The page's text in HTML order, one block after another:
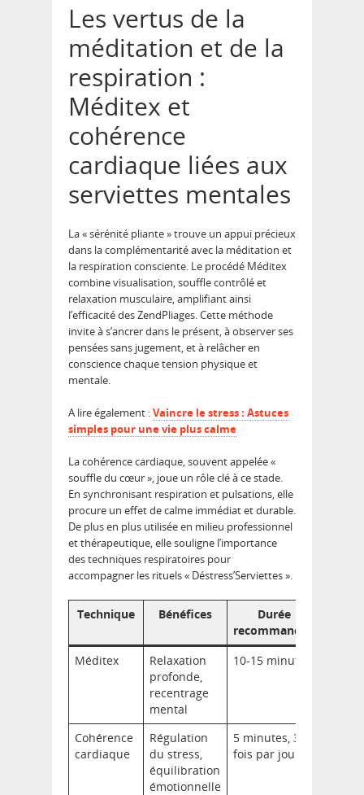
Les vertus de la
méditation et de la
respiration :
Méditex et
cohérence
cardiaque liées aux
serviettes mentales
La « sérénité pliante » trouve un appui précieux
dans la complémentarité avec la méditation et
la respiration consciente. Le procédé Méditex
combine visualisation, souffle contrôlé et
relaxation musculaire, amplifiant ainsi
l’efficacité des ZendPliages. Cette méthode
invite à s’ancrer dans le présent, à observer ses
pensées sans jugement, et à relâcher en
conscience chaque tension physique et
mentale.
A lire également :Vaincre le stress : Astuces
simples pour une vie plus calme
La cohérence cardiaque, souvent appelée «
souffle du cœur », joue un rôle clé à ce stade.
En synchronisant respiration et pulsations, elle
procure un effet de calme immédiat et durable.
De plus en plus utilisée en milieu professionnel
et thérapeutique, elle souligne l’importance
des techniques respiratoires pour
accompagner les rituels « Déstress’Serviettes ».
Technique Bénéfices
Durée
recommandée
Méditex
Relaxation
profonde,
recentrage
mental
10-15 minutes
Cohérence
cardiaque
Régulation
du stress,
équilibration
émotionnelle
5 minutes, 3
fois par jour